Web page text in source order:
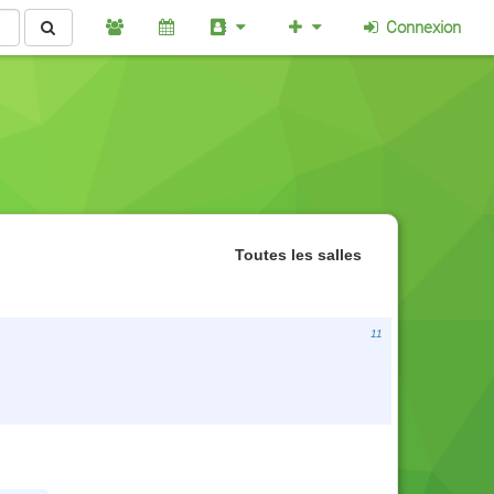
Connexion
Toutes les salles
11